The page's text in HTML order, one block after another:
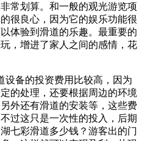
常划算。和一般的观光游览项
很良心，因为它的娱乐功能很
体验到滑道的乐趣。最重要的
，增进了家人之间的感情，花
备的投资费用比较高，因为
的处理，还要根据周边的环境
外还有滑道的安装等，这些费
过这只是一次性的投入，后期
七彩滑道多少钱？游客出的门